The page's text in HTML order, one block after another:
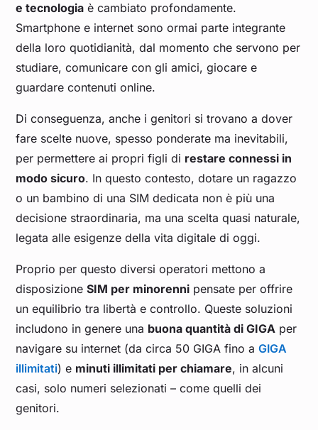
e tecnologia è cambiato profondamente.
Smartphone e internet sono ormai parte integrante
della loro quotidianità, dal momento che servono per
studiare, comunicare con gli amici, giocare e
guardare contenuti online.
Di conseguenza, anche i genitori si trovano a dover
fare scelte nuove, spesso ponderate ma inevitabili,
per permettere ai propri figli di restare connessi in
modo sicuro. In questo contesto, dotare un ragazzo
o un bambino di una SIM dedicata non è più una
decisione straordinaria, ma una scelta quasi naturale,
legata alle esigenze della vita digitale di oggi.
Proprio per questo diversi operatori mettono a
disposizioneSIM per minorenni pensate per offrire
un equilibrio tra libertà e controllo. Queste soluzioni
includono in genere una buona quantità di GIGA per
navigare su internet (da circa 50 GIGA fino aGIGA
illimitati) e minuti illimitati per chiamare, in alcuni
casi, solo numeri selezionati – come quelli dei
genitori.